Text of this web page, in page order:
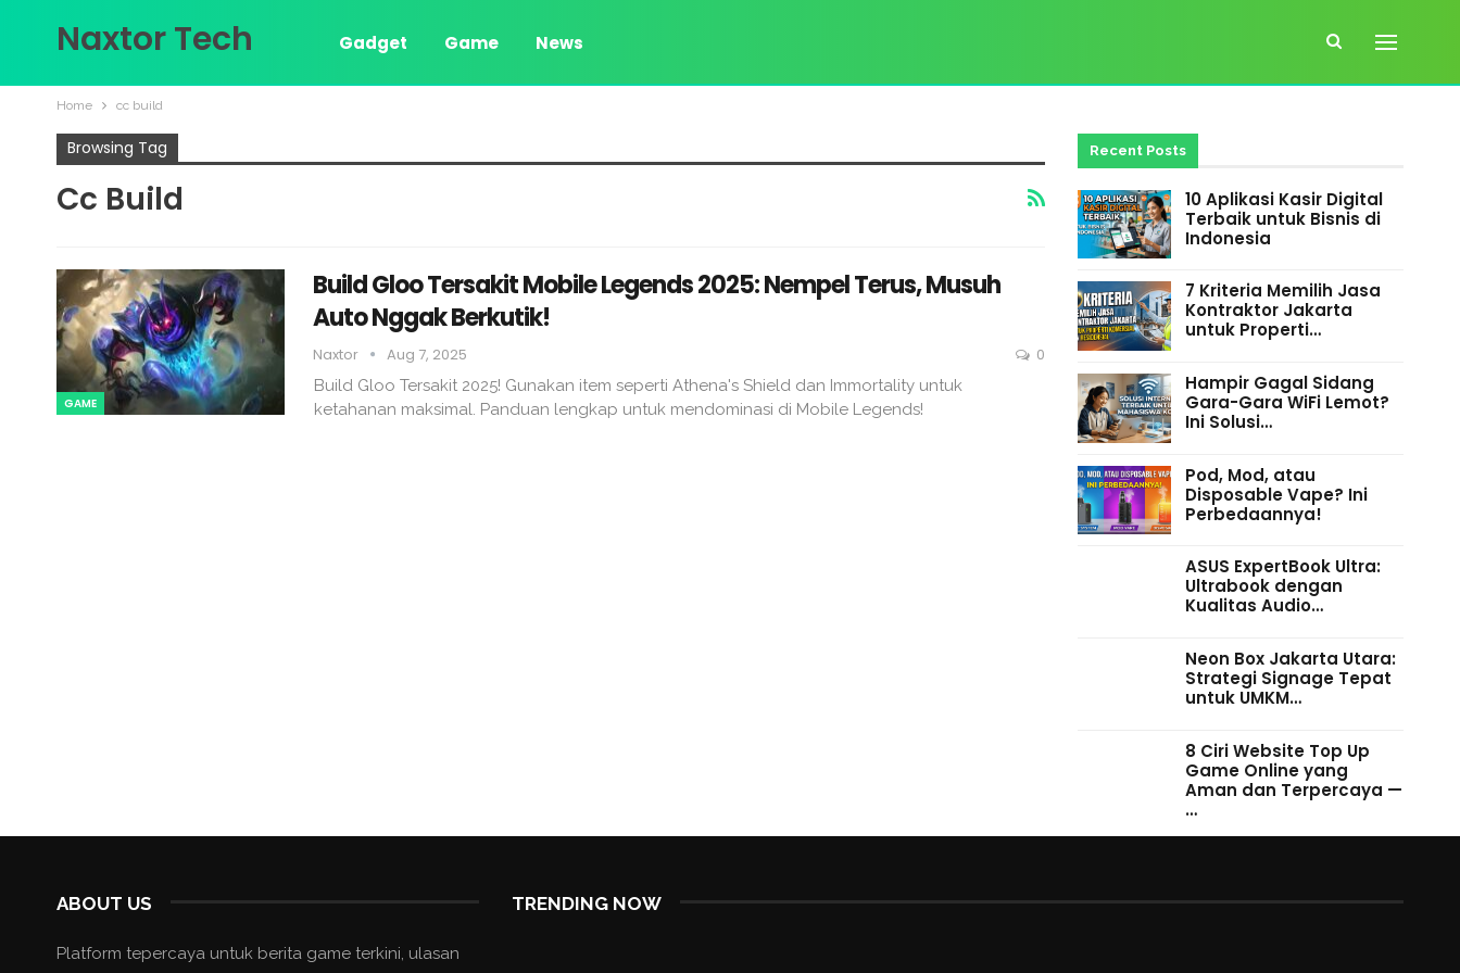
Naxtor Tech Gadget Game News
Home cc build
Browsing Tag
Cc Build
GAME
Build Gloo Tersakit Mobile Legends 2025: Nempel Terus, Musuh
Auto Nggak Berkutik!
Naxtor Aug 7, 2025 0
Build Gloo Tersakit 2025! Gunakan item seperti Athena's Shield dan Immortality untuk
ketahanan maksimal. Panduan lengkap untuk mendominasi di Mobile Legends!
Recent Posts
10 Aplikasi Kasir Digital
Terbaik untuk Bisnis di
Indonesia
7 Kriteria Memilih Jasa
Kontraktor Jakarta
untuk Properti…
Hampir Gagal Sidang
Gara-Gara WiFi Lemot?
Ini Solusi…
Pod, Mod, atau
Disposable Vape? Ini
Perbedaannya!
ASUS ExpertBook Ultra:
Ultrabook dengan
Kualitas Audio…
Neon Box Jakarta Utara:
Strategi Signage Tepat
untuk UMKM…
8 Ciri Website Top Up
Game Online yang
Aman dan Terpercaya —
…
ABOUT US
Platform tepercaya untuk berita game terkini, ulasan
TRENDING NOW